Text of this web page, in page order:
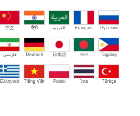
中文 हिंदी العربية Français Русский
فارسی Deutsch 日本語 বাংলা Tagalog
Ελληνικά Tiếng Việt Polski ไทย Türkçe